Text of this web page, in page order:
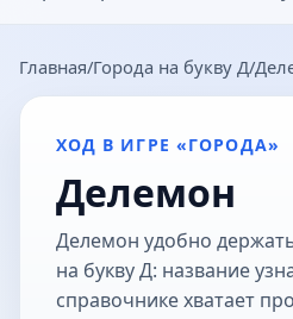
Главная Города на букву Д
ХОД В ИГРЕ «ГОРОДА»
Делемон
Делемон удобно
на букву Д: название
справочнике хватает